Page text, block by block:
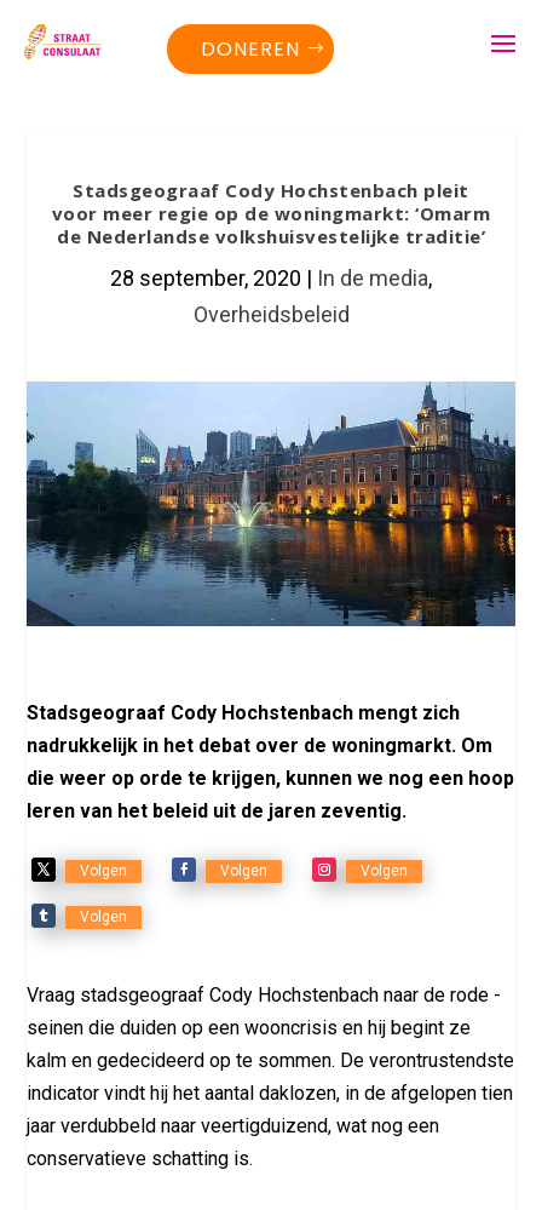
DONEREN
Stadsgeograaf Cody Hochstenbach pleit
voor meer regie op de woningmarkt: ‘Omarm
de Nederlandse volkshuis­vestelijke traditie’
28 september, 2020 | In de media,
Overheidsbeleid
Stadsgeograaf Cody Hochstenbach mengt zich
nadrukkelijk in het debat over de woningmarkt. Om
die weer op orde te krijgen, kunnen we nog een hoop
leren van het beleid uit de jaren zeventig.
Volgen Volgen Volgen
Volgen
Vraag stads­geograaf Cody Hochstenbach naar de rode ­
seinen die ­duiden op een wooncrisis en hij begint ze
kalm en gedecideerd op te ­sommen. De verontrustendste
indicator vindt hij het aantal daklozen, in de afgelopen tien
jaar verdubbeld naar veertigduizend, wat nog een
conservatieve schatting is.